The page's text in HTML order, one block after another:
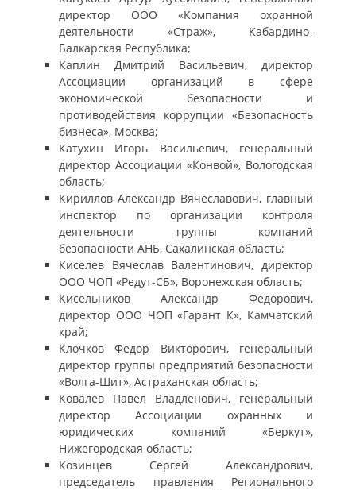
директор ООО «Компания охранной
деятельности «Страж», Кабардино-
Балкарская Республика;
Каплин Дмитрий Васильевич, директор
Ассоциации организаций в сфере
экономической безопасности и
противодействия коррупции «Безопасность
бизнеса», Москва;
Катухин Игорь Васильевич, генеральный
директор Ассоциации «Конвой», Вологодская
область;
Кириллов Александр Вячеславович, главный
инспектор по организации контроля
деятельности группы компаний
безопасности АНБ, Сахалинская область;
Киселев Вячеслав Валентинович, директор
ООО ЧОП «Редут-СБ», Воронежская область;
Кисельников Александр Федорович,
директор ООО ЧОП «Гарант К», Камчатский
край;
Клочков Федор Викторович, генеральный
директор группы предприятий безопасности
«Волга-Щит», Астраханская область;
Ковалев Павел Владленович, генеральный
директор Ассоциации охранных и
юридических компаний «Беркут»,
Нижегородская область;
Козинцев Сергей Александрович,
председатель правления Регионального